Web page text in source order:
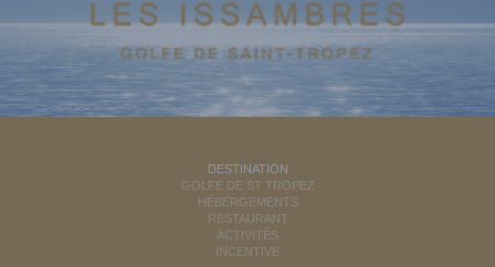
DESTINATION
GOLFE DE ST TROPEZ
HÉBERGEMENTS
RESTAURANT
ACTIVITÉS
INCENTIVE